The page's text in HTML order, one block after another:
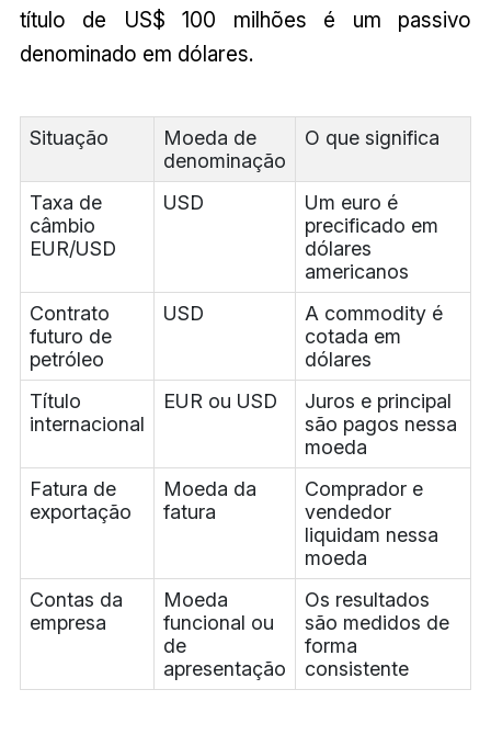
título de US$ 100 milhões é um passivo
denominado em dólares.
Situação
Moeda de
denominação
O que significa
Taxa de
câmbio
EUR/USD
USD
Um euro é
precificado em
dólares
americanos
Contrato
futuro de
petróleo
USD
A commodity é
cotada em
dólares
Título
internacional
EUR ou USD
Juros e principal
são pagos nessa
moeda
Fatura de
exportação
Moeda da
fatura
Comprador e
vendedor
liquidam nessa
moeda
Contas da
empresa
Moeda
funcional ou
de
apresentação
Os resultados
são medidos de
forma
consistente